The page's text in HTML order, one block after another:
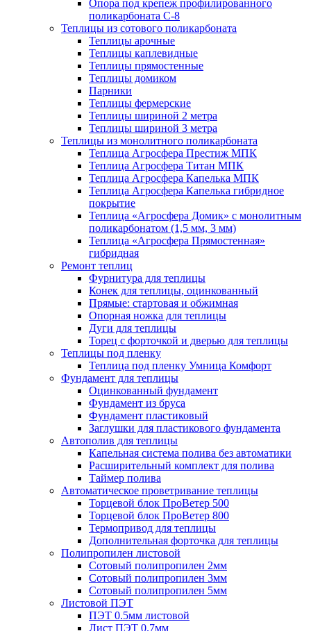
Опора под крепеж профилированного
поликарбоната С-8
Теплицы из сотового поликарбоната
Теплицы арочные
Теплицы каплевидные
Теплицы прямостенные
Теплицы домиком
Парники
Теплицы фермерские
Теплицы шириной 2 метра
Теплицы шириной 3 метра
Теплицы из монолитного поликарбоната
Теплица Агросфера Престиж МПК
Теплица Агросфера Титан МПК
Теплица Агросфера Капелька МПК
Теплица Агросфера Капелька гибридное
покрытие
Теплица «Агросфера Домик» с монолитным
поликарбонатом (1,5 мм, 3 мм)
Теплица «Агросфера Прямостенная»
гибридная
Ремонт теплиц
Фурнитура для теплицы
Конек для теплицы, оцинкованный
Прямые: стартовая и обжимная
Опорная ножка для теплицы
Дуги для теплицы
Торец с форточкой и дверью для теплицы
Теплицы под пленку
Теплица под пленку Умница Комфорт
Фундамент для теплицы
Оцинкованный фундамент
Фундамент из бруса
Фундамент пластиковый
Заглушки для пластикового фундамента
Автополив для теплицы
Капельная система полива без автоматики
Расширительный комплект для полива
Таймер полива
Автоматическое проветривание теплицы
Торцевой блок ПроВетер 500
Торцевой блок ПроВетер 800
Термопривод для теплицы
Дополнительная форточка для теплицы
Полипропилен листовой
Сотовый полипропилен 2мм
Сотовый полипропилен 3мм
Сотовый полипропилен 5мм
Листовой ПЭТ
ПЭТ 0.5мм листовой
Лист ПЭТ 0.7мм